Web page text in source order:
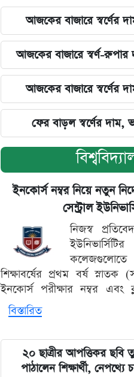
আজকের বাজারে স্বর্ণের
আজকের বাজারে স্বর্ণ-
আজকের বাজারে স্বর্ণের
ফের বাড়ল স্বর্ণের দাম,
ইনকোর্স নম্বর নিয়ে নতুন
সেন্ট্রাল
নিজস্ব
শিক্ষাবর্ষের প্রথম বর্ষ স্নাতক
ইনকোর্স পরীক্ষার নম্বর এবং
বিস্তারিত
২০ ছাত্রীর আপত্তিকর ছবি
পাঠালেন শিক্ষার্থী,